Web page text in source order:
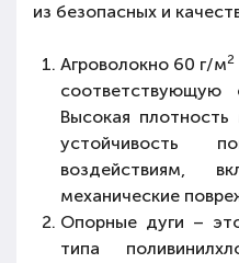
из безопасных и
Агроволокно 60 г/м2
соответствующую
Высокая плотность
устойчивость
воздействиям,
механические
Опорные дуги –
типа